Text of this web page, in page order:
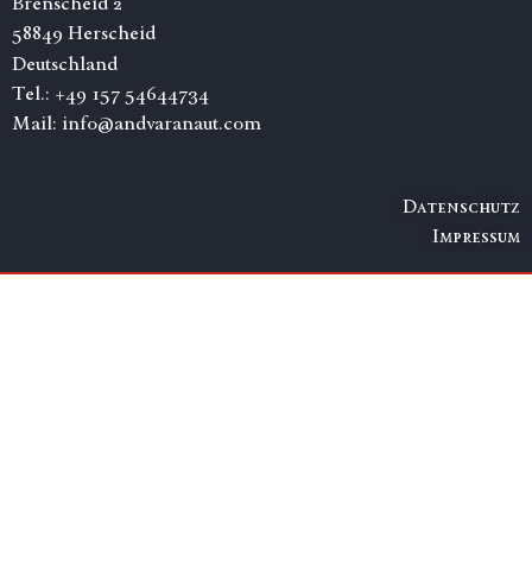
58849 Herscheid
Deutschland
Tel.: +49 157 54644734
Mail: info@andvaranaut.com
Datenschutz
Impressum